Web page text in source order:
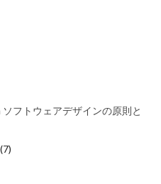
フトウェアデザインの原則と
(7)